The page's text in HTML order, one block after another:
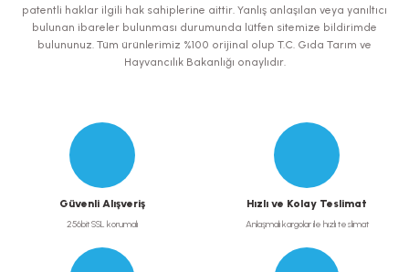
patentli haklar ilgili hak sahiplerine aittir. Yanlış anlaşılan veya yanıltıcı
bulunan ibareler bulunması durumunda lütfen sitemize bildirimde
bulununuz. Tüm ürünlerimiz %100 orijinal olup T.C. Gıda Tarım ve
Hayvancılık Bakanlığı onaylıdır.
Güvenli Alışveriş
256bit SSL korumalı
Hızlı ve Kolay Teslimat
Anlaşmalı kargolar ile hızlı teslimat